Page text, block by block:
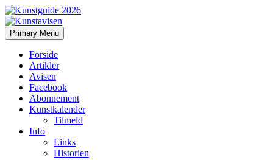
Kunstavisen
Search
Primary Menu Skip
to
Forside
Artikler
Avisen
Facebook
Abonnement
Kunstkalender
Tilmeld
Info
Links
Historien